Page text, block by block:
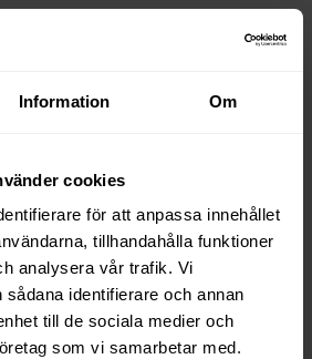
Information Om
cookies
för att anpassa innehållet
tillhandahålla funktioner
analysera vår trafik. Vi
identifierare och annan
till de sociala medier och
som vi samarbetar med.